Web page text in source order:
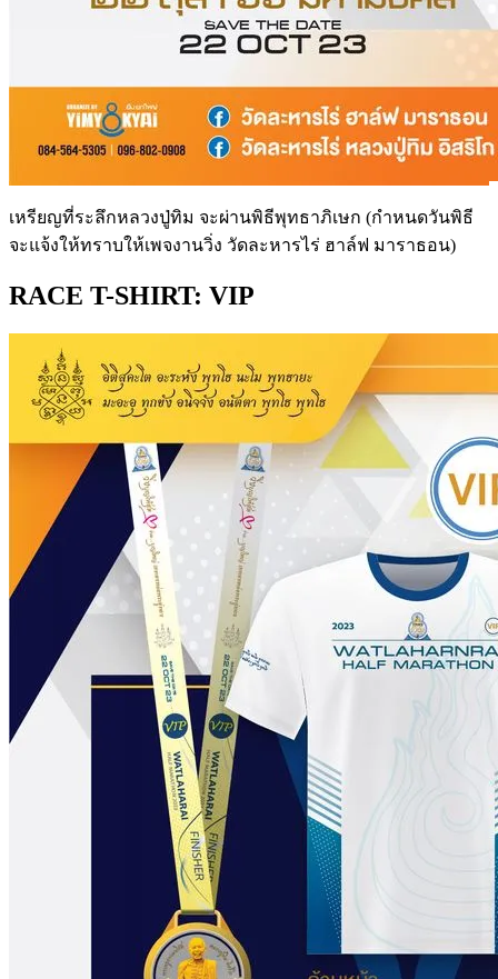
เหรียญที่ระลึกหลวงปู่ทิม จะผ่านพิธีพุทธาภิเษก (กำหนดวันพิธี
จะแจ้งให้ทราบให้เพจงานวิ่ง วัดละหารไร่ ฮาล์ฟ มาราธอน)
RACE T-SHIRT: VIP